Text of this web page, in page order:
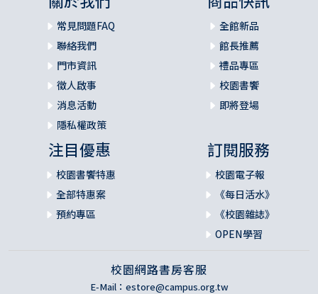
常見問題FAQ
聯絡我們
門市資訊
徵人啟事
消息活動
隱私權政策
全館新品
館長推薦
禮品專區
校園書饗
即將登場
注目優惠
校園書饗特惠
全部特惠案
預約專區
訂閱服務
校園電子報
《每日活水》
《校園雜誌》
OPEN學習
校園網路書房客服
E-Mail： estore@campus.org.tw